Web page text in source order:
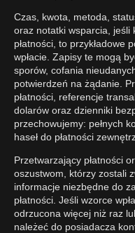
Czas, kwota, metoda,
oraz notatki wsparcia, jeśli
płatności, to przykładowe
wpłacie. Zapisy te mogą
sporów, cofania
potwierdzeń na żądanie.
płatności, referencje
dolarów oraz dzienniki
przechowujemy: pełnych
haseł do płatności
Przetwarzający płatności
oszustwom, którzy zostali
informacje niezbędne do
płatności. Jeśli wzorce
odrzucona więcej niż raz
należeć do posiadacza